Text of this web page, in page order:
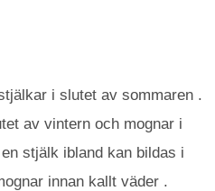
i slutet av sommaren .
av vintern och mognar i
stjälk ibland kan bildas i
innan kallt väder .